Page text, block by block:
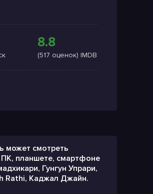
8.8
(517 оценок) IMDB
может смотреть
планшете, смартфоне
Гунгун Упрари,
Rathi, Каджал Джайн.